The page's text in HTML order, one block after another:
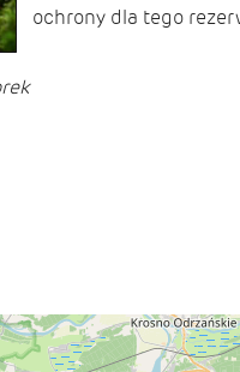
ochrony dla tego